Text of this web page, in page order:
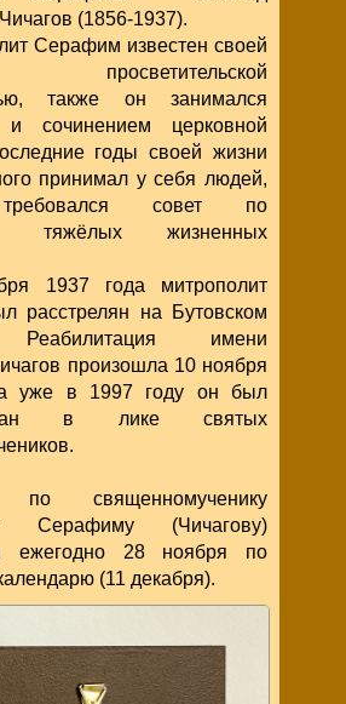
(1856-1937).
Серафим известен своей
просветительской
также он занимался
и сочинением церковной
годы своей жизни
принимал у себя людей,
совет по
тяжёлых жизненных
1937 года митрополит
расстрелян на Бутовском
Реабилитация имени
произошла 10 ноября
уже в 1997 году он был
в лике святых
по священномученику
Серафиму (Чичагову)
ежегодно 28 ноября по
(11 декабря).